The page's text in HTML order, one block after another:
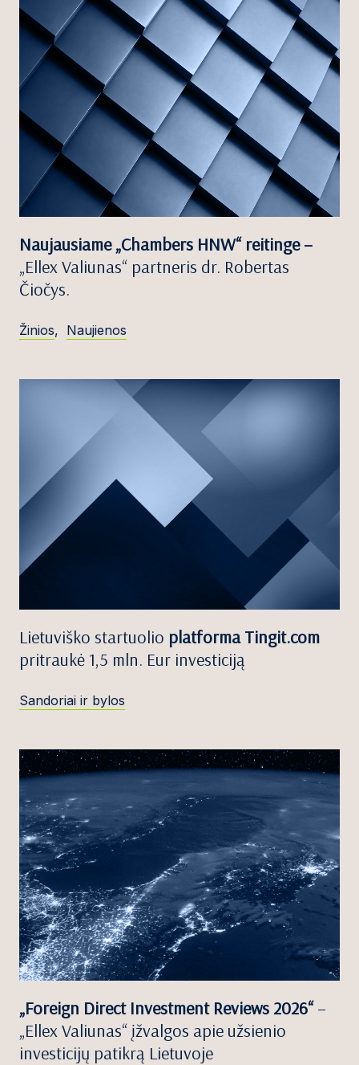
Naujausiame „Chambers HNW“ reitinge –
„Ellex Valiunas“ partneris dr. Robertas
Čiočys.
Žinios, Naujienos
Lietuviško startuolio platforma Tingit.com
pritraukė 1,5 mln. Eur investiciją
Sandoriai ir bylos
„Foreign Direct Investment Reviews 2026“–
„Ellex Valiunas“ įžvalgos apie užsienio
investicijų patikrą Lietuvoje